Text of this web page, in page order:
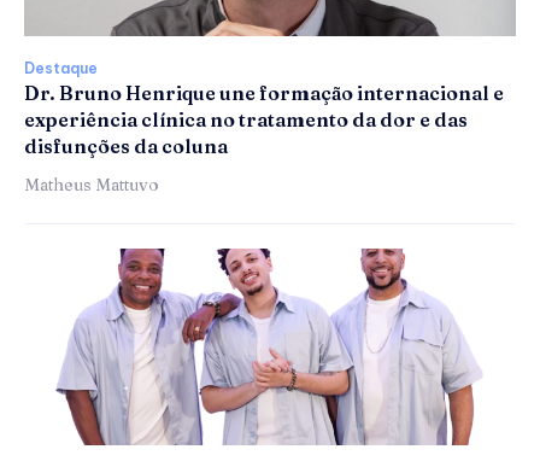
Destaque
Dr. Bruno Henrique une formação internacional e
experiência clínica no tratamento da dor e das
disfunções da coluna
Matheus Mattuvo